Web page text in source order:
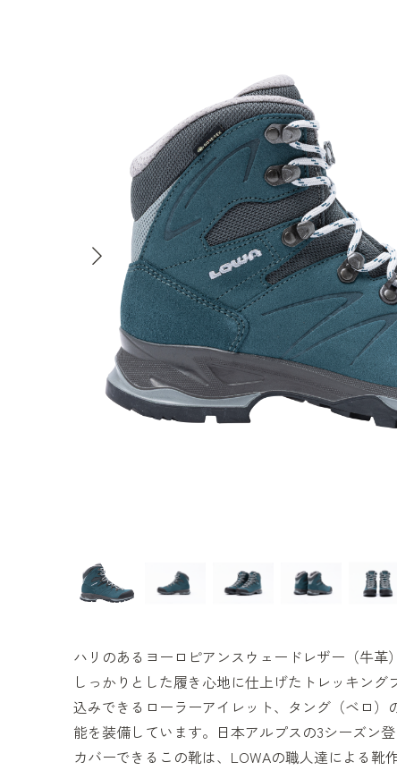
ハリのあるヨーロピアンスウェードレザー（牛革
しっかりとした履き心地に仕上げたトレッキン
込みできるローラーアイレット、タング（ベロ
能を装備しています。日本アルプスの3シーズン
カバーできるこの靴は、LOWAの職人達による靴